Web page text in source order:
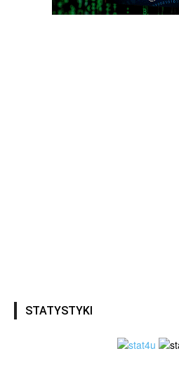
STATYSTYKI